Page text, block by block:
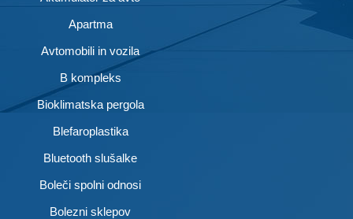
Apartma
Avtomobili in vozila
B kompleks
Bioklimatska pergola
Blefaroplastika
Bluetooth slušalke
Boleči spolni odnosi
Bolezni sklepov